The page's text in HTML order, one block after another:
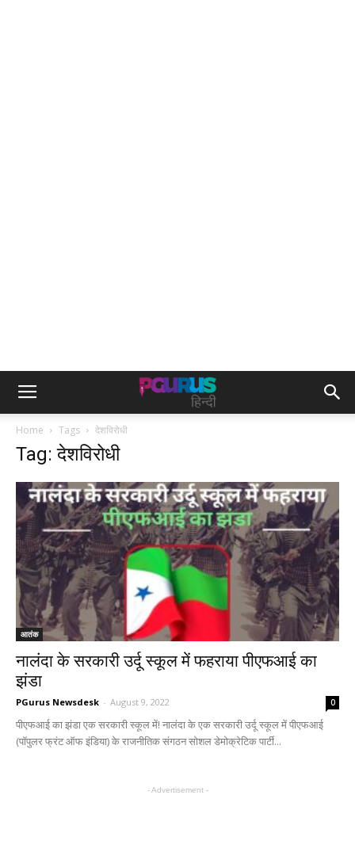
Home Tags देशविरोधी
Tag: देशविरोधी
आतंक
नालंदा के सरकारी उर्दू स्कूल में फहराया पीएफआई का
झंडा
PGurus Newsdesk - August 9, 2022 0
पीएफआई का झंडा एक सरकारी स्कूल में! नालंदा के एक सरकारी उर्दू स्कूल में पीएफआई
(पॉपुलर फ्रंट ऑफ इंडिया) के राजनीतिक संगठन सोशल डेमोक्रेटिक पार्टी...
- Advertisement -